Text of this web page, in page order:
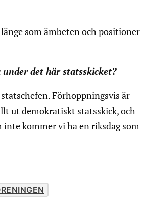
som ämbeten och positioner
det här statsskicket?
Förhoppningsvis är
ut demokratiskt statsskick, och
kommer vi ha en riksdag som